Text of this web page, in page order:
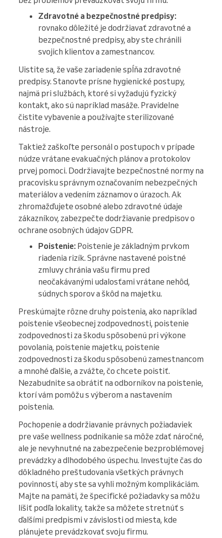
Zdravotné a bezpečnostné predpisy:
rovnako dôležité je dodržiavať zdravotné a
bezpečnostné predpisy, aby ste chránili
svojich klientov a zamestnancov.
Uistite sa, že vaše zariadenie spĺňa zdravotné
predpisy. Stanovte prísne hygienické postupy,
najmä pri službách, ktoré si vyžadujú fyzický
kontakt, ako sú napríklad masáže. Pravidelne
čistite vybavenie a používajte sterilizované
nástroje.
Taktiež zaškoľte personál o postupoch v prípade
núdze vrátane evakuačných plánov a protokolov
prvej pomoci. Dodržiavajte bezpečnostné normy na
pracovisku správnym označovaním nebezpečných
materiálov a vedením záznamov o úrazoch. Ak
zhromažďujete osobné alebo zdravotné údaje
zákazníkov, zabezpečte dodržiavanie predpisov o
ochrane osobných údajov GDPR.
Poistenie: Poistenie je základným prvkom
riadenia rizík. Správne nastavené poistné
zmluvy chránia vašu firmu pred
neočakávanými udalosťami vrátane nehôd,
súdnych sporov a škôd na majetku.
Preskúmajte rôzne druhy poistenia, ako napríklad
poistenie všeobecnej zodpovednosti, poistenie
zodpovednosti za škodu spôsobenú pri výkone
povolania, poistenie majetku, poistenie
zodpovednosti za škodu spôsobenú zamestnancom
a mnohé ďalšie, a zvážte, čo chcete poistiť.
Nezabudnite sa obrátiť na odborníkov na poistenie,
ktorí vám pomôžu s výberom a nastavením
poistenia.
Pochopenie a dodržiavanie právnych požiadaviek
pre vaše wellness podnikanie sa môže zdať náročné,
ale je nevyhnutné na zabezpečenie bezproblémovej
prevádzky a dlhodobého úspechu. Investujte čas do
dôkladného preštudovania všetkých právnych
povinností, aby ste sa vyhli možným komplikáciám.
Majte na pamäti, že špecifické požiadavky sa môžu
líšiť podľa lokality, takže sa môžete stretnúť s
ďalšími predpismi v závislosti od miesta, kde
plánujete prevádzkovať svoju firmu.